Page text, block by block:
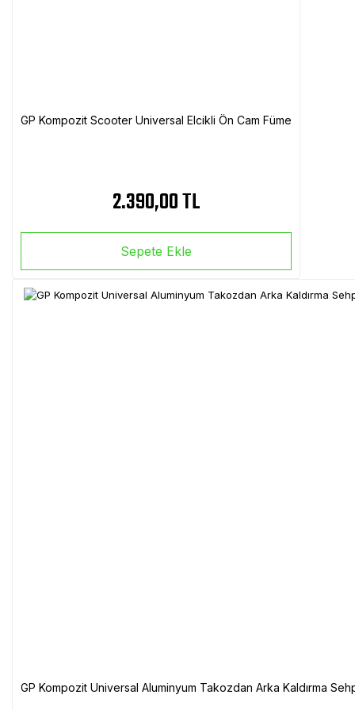
GP Kompozit Scooter Universal Elcikli Ön Cam Füme
2.390,00 TL
Sepete Ekle
GP Kompozit Universal Aluminyum Takozdan Arka Kaldırma